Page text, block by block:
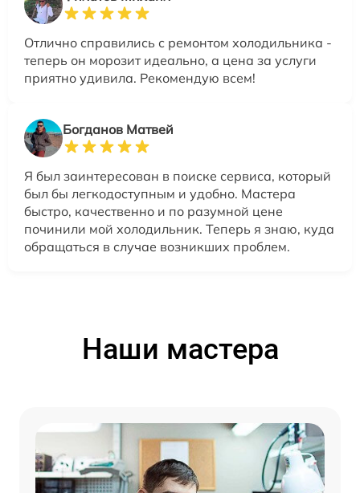
Отлично справились с ремонтом холодильника -
теперь он морозит идеально, а цена за услуги
приятно удивила. Рекомендую всем!
Богданов Матвей
Я был заинтересован в поиске сервиса, который
был бы легкодоступным и удобно. Мастера
быстро, качественно и по разумной цене
починили мой холодильник. Теперь я знаю, куда
обращаться в случае возникших проблем.
Наши мастера